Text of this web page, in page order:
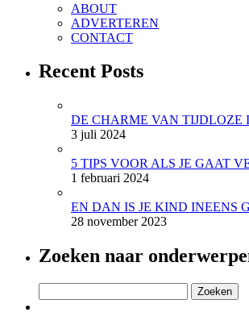
ABOUT
ADVERTEREN
CONTACT
Recent Posts
DE CHARME VAN TIJDLOZE
3 juli 2024
5 TIPS VOOR ALS JE GAAT
1 februari 2024
EN DAN IS JE KIND INEENS
28 november 2023
Zoeken naar
naar: